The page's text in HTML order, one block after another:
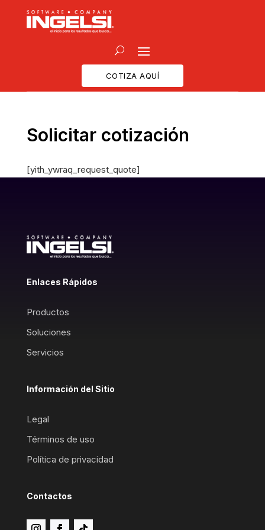
COTIZA AQUÍ
Solicitar cotización
[yith_ywraq_request_quote]
Enlaces Rápidos
Productos
Soluciones
Servicios
Información del Sitio
Legal
Términos de uso
Política de privacidad
Contactos